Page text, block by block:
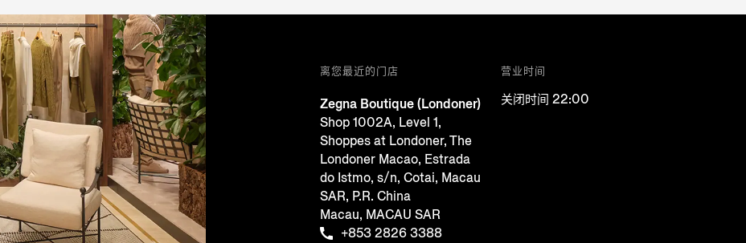
离您最近的门店
Zegna Boutique (Londoner)
Shop 1002A, Level 1,
Shoppes at Londoner, The
Londoner Macao, Estrada
do Istmo, s/n, Cotai, Macau
SAR, P.R. China
Macau, MACAU SAR
+853 2826 3388
营业时间
关闭时间 22:00